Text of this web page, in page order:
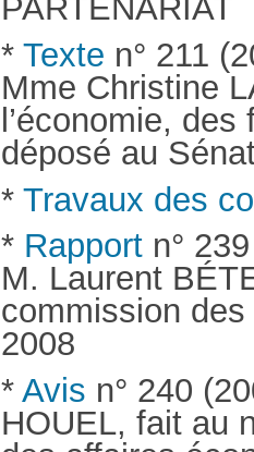
PARTENARIAT
* Texte n° 211
Mme Christine
l’économie,
déposé au
* Travaux des
* Rapportn°
M. Laurent
commission
2008
* Avis n° 240
HOUEL, fait au